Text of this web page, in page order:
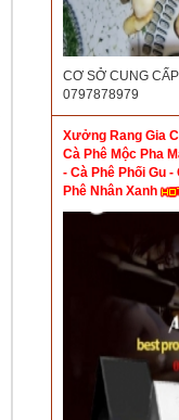
CƠ SỞ CUNG
0797878979
Xưởng Rang Gia
Cà Phê Mộc Pha
- Cà Phê Phối Gu -
Phê Nhân Xanh